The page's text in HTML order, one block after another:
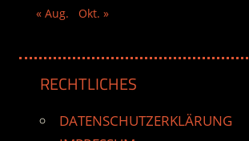
« Aug.
Okt. »
RECHTLICHES
DATENSCHUTZERKLÄRUNG